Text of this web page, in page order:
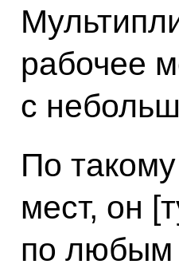
рабочее
с
По
мест, он
по любым